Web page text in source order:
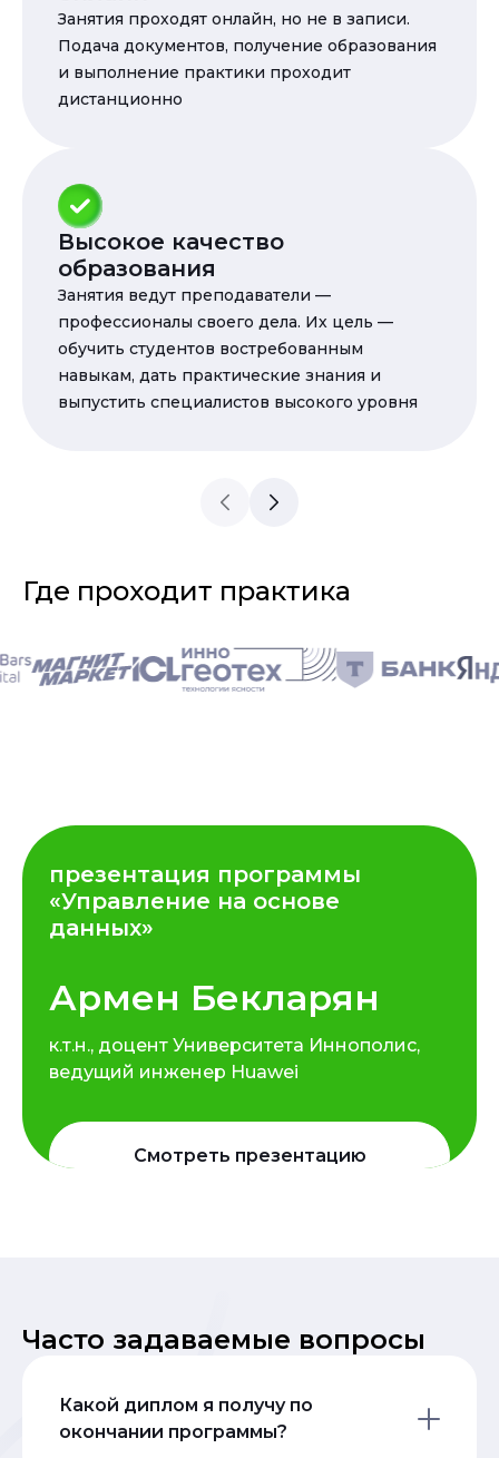
Занятия проходят онлайн, но не в записи.
Подача документов, получение образования
и выполнение практики проходит
дистанционно
Высокое качество
образования
Занятия ведут преподаватели —
профессионалы своего дела. Их цель —
обучить студентов востребованным
навыкам, дать практические знания и
выпустить специалистов высокого уровня
Где проходит практика
презентация программы
«Управление на основе
данных»
Армен Бекларян
к.т.н., доцент Университета Иннополис,
ведущий инженер Huawei
Смотреть презентацию
Часто задаваемые вопросы
Какой диплом я получу по
окончании программы?